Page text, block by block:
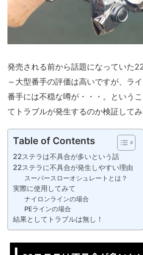
発売される前から話題になっていた
～大型番手の評価は高いですが、ラ
番手には不穏な噂が・・・。という
てトラブルが発生するのか検証してみ
Table of Contents
22ステラは不具合が多いという話
22ステラに不具合が発生しやすい理由
スーパースローオシュレートとは？
実際に使用してみて
ナイロンラインの場合
PEラインの場合
結果としてトラブルは無し！